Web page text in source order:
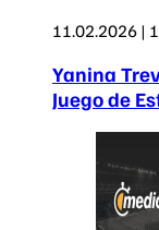
11.02.2026 |
Yanina
Juego de